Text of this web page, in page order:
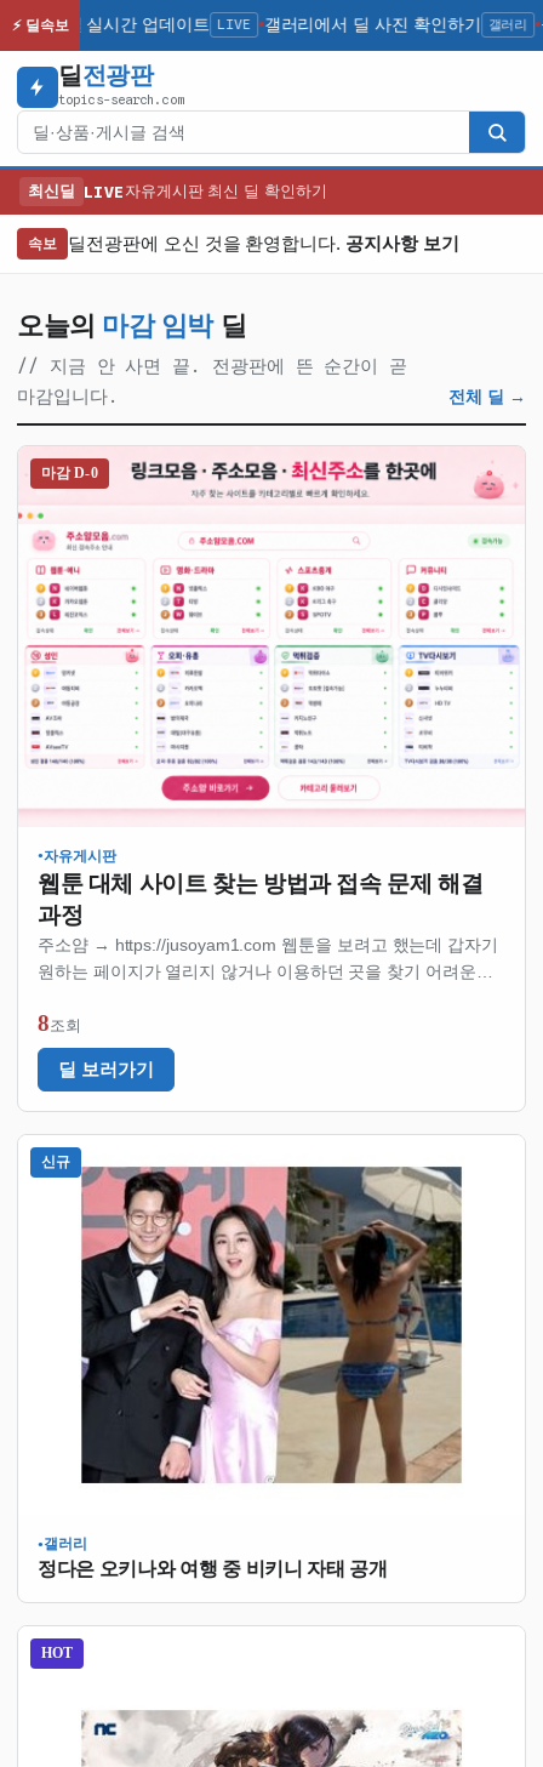
⚡ 딜속보
인기 딜 실시간 업데이트 LIVE ●갤러리에서 딜 사진 확인하기 갤러리 ●
딜 전광판
topics-search.com
검색
최신딜 LIVE 자유게시판 최신 딜 확인하기
속보 딜전광판에 오신 것을 환영합니다. 공지사항 보기
오늘의 마감 임박딜
// 지금 안 사면 끝. 전광판에 뜬 순간이 곧
마감입니다.
전체 딜 →
마감 D-0
●자유게시판
웹툰 대체 사이트 찾는 방법과 접속 문제 해결
과정
주소얌 → https://jusoyam1.com 웹툰을 보려고 했는데 갑자기
원하는 페이지가 열리지 않거나 이용하던 곳을 찾기 어려운
대체 사이트를 찾게 됩니다. 다만 같은 문제가 계속 발생한다고
해서 바로 …
8조회
딜 보러가기
신규
● 갤러리
정다은 오키나와 여행 중 비키니 자태 공개
HOT